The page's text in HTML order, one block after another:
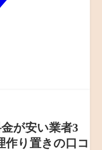
が安い業者3
作り置きの口コ